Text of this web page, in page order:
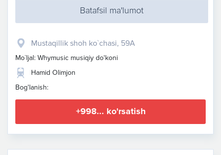
Batafsil ma'lumot
Mustaqillik shoh ko`chasi, 59A
Mo`ljal: Whymusic musiqiy do'koni
Hamid Olimjon
Bog'lanish:
+998... ko'rsatish